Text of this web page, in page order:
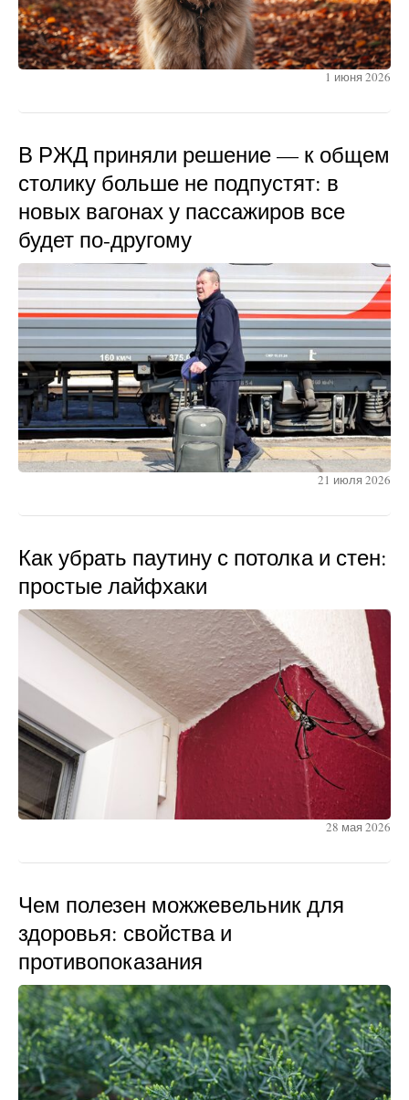
1 июня 2026
В РЖД приняли решение — к общем
столику больше не подпустят: в
новых вагонах у пассажиров все
будет по-другому
21 июля 2026
Как убрать паутину с потолка и стен:
простые лайфхаки
28 мая 2026
Чем полезен можжевельник для
здоровья: свойства и
противопоказания